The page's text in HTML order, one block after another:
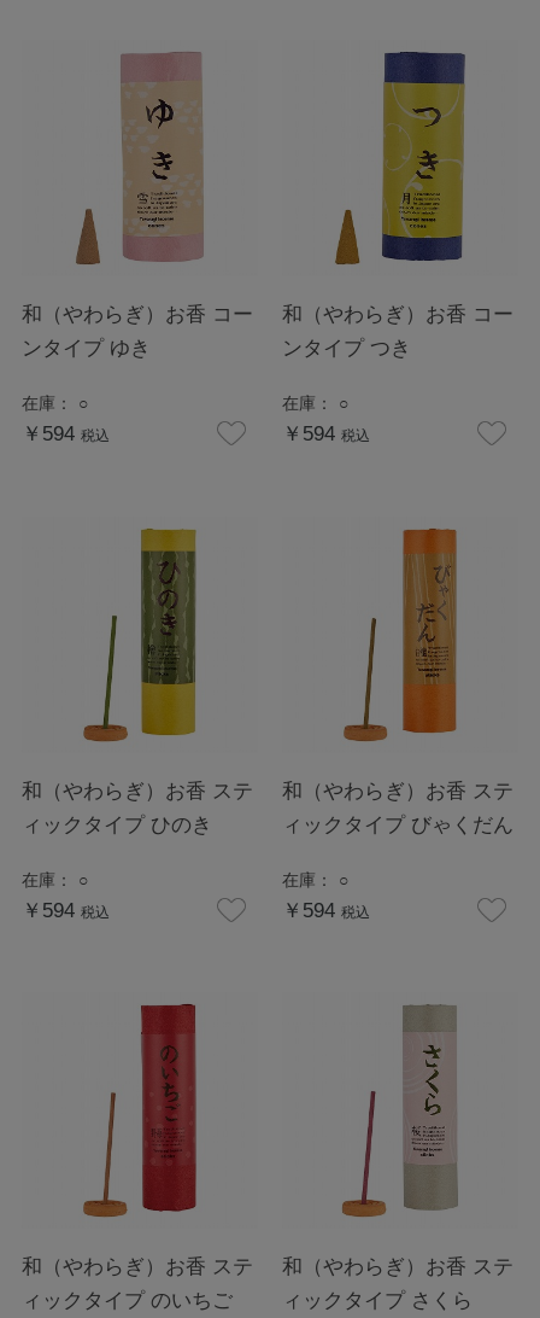
和（やわらぎ）お香 コー
ンタイプ ゆき
在庫： ○
￥594 税込
和（やわらぎ）お香 コー
ンタイプ つき
在庫： ○
￥594 税込
和（やわらぎ）お香 ステ
ィックタイプ ひのき
在庫： ○
￥594 税込
和（やわらぎ）お香 ステ
ィックタイプ びゃくだん
在庫： ○
￥594 税込
和（やわらぎ）お香 ステ
ィックタイプ のいちご
和（やわらぎ）お香 ステ
ィックタイプ さくら